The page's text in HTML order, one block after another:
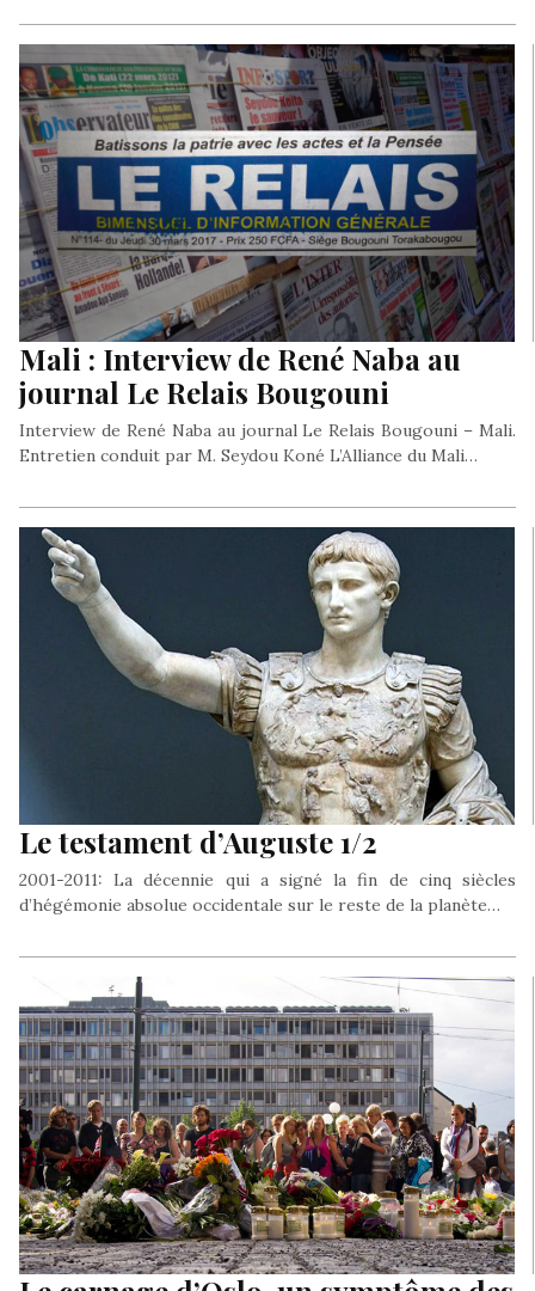
Mali : Interview de René Naba au
journal Le Relais Bougouni
Interview de René Naba au journal Le Relais Bougouni – Mali.
Entretien conduit par M. Seydou Koné L’Alliance du Mali…
Le testament d’Auguste 1/2
2001-2011: La décennie qui a signé la fin de cinq siècles
d’hégémonie absolue occidentale sur le reste de la planète…